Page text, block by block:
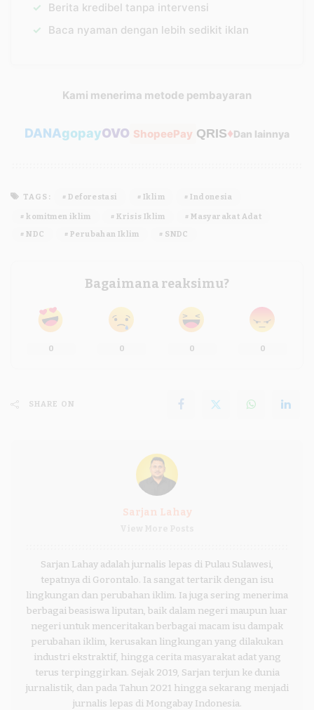
✓
Berita kredibel tanpa intervensi
✓
Baca nyaman dengan lebih sedikit iklan
Kami menerima metode pembayaran
DANAgopayOVO ShopeePay QRIS♦Dan lainnya
TAGS: Deforestasi Iklim Indonesia
komitmen iklim Krisis Iklim
Masyarakat Adat
NDC
Perubahan Iklim SNDC
Bagaimana reaksimu?
0 0 0 0
SHARE ON
Sarjan Lahay
Sarjan Lahay adalah jurnalis lepas di Pulau Sulawesi,
tepatnya di Gorontalo. Ia sangat tertarik dengan isu
lingkungan dan perubahan iklim. Ia juga sering menerima
berbagai beasiswa liputan, baik dalam negeri maupun luar
negeri untuk menceritakan berbagai macam isu dampak
perubahan iklim, kerusakan lingkungan yang dilakukan
industri ekstraktif, hingga cerita masyarakat adat yang
terus terpinggirkan. Sejak 2019, Sarjan terjun ke dunia
jurnalistik, dan pada Tahun 2021 hingga sekarang menjadi
jurnalis lepas di Mongabay Indonesia.